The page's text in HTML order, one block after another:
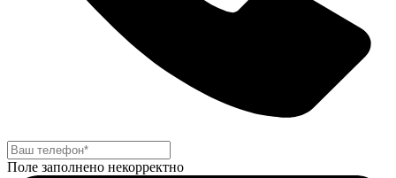
Поле заполнено некорректно